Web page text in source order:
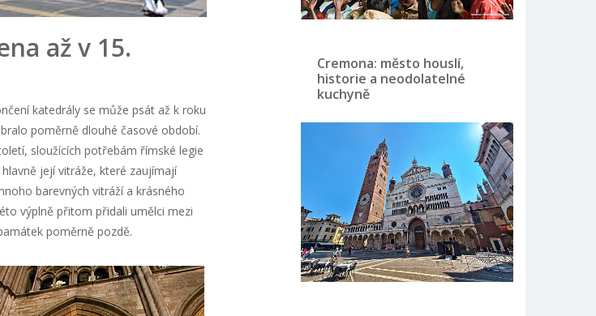
až v 15.
katedrály se může psát až k roku
poměrně dlouhé časové období.
sloužících potřebám římské legie
její vitráže, které zaujímají
barevných vitráží a krásného
výplně přitom přidali umělci mezi
poměrně pozdě.
Cremona: město houslí,
historie a neodolatelné
kuchyně